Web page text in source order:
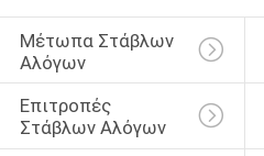
Μέτωπα Στάβλων
Αλόγων
Επιτροπές
Στάβλων Αλόγων